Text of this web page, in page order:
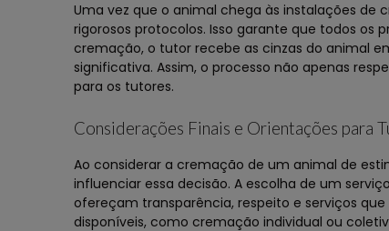
Uma vez que o animal chega às instalações de
rigorosos protocolos. Isso garante que todos os
cremação, o tutor recebe as cinzas do animal
significativa. Assim, o processo não apenas
para os tutores.
Considerações Finais e Orientações para
Ao considerar a cremação de um animal de
influenciar essa decisão. A escolha de um
ofereçam transparência, respeito e serviços
disponíveis, como cremação individual ou